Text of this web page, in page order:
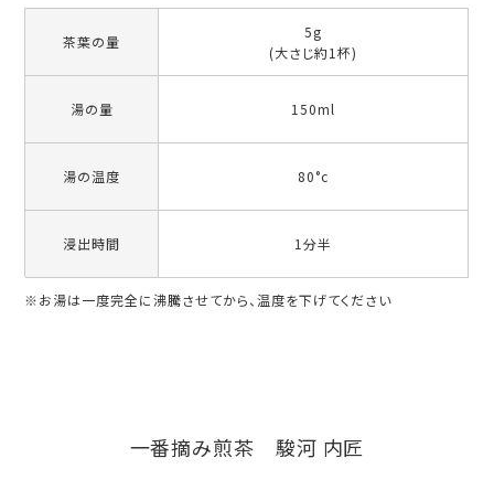
茶葉の量
湯の量
湯の温度
浸出時間
5g
(大さじ約1杯)
150ml
80°c
1分半
※お湯は一度完全に沸騰させてから、温度を下げてください
一番摘み煎茶 駿河 内匠